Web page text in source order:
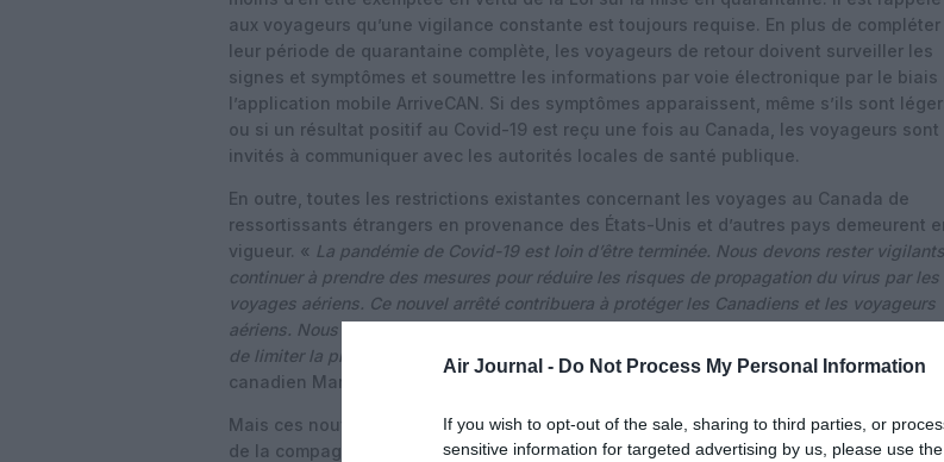
Air Journal - Do Not Process My Personal Information
If you wish to opt-out of the sale, sharing to third parties, or
sensitive information for targeted advertising by us, please use
aux voyageurs qu’une vigilance constante est toujours requise. En plus de compléter
leur période de quarantaine complète, les voyageurs de retour doivent surveiller les
signes et symptômes et soumettre les informations par voie électronique par le biais
l’application mobile ArriveCAN. Si des symptômes apparaissent, même s’ils sont
ou si un résultat positif au Covid-19 est reçu une fois au Canada, les voyageurs sont
invités à communiquer avec les autorités locales de santé publique.
En outre, toutes les restrictions existantes concernant les voyages au Canada de
ressortissants étrangers en provenance des États-Unis et d’autres pays demeurent
vigueur. « La pandémie de Covid-19 est loin d’être terminée. Nous devons rester
continuer à prendre des mesures pour réduire les risques de propagation du virus par les
voyages aériens. Ce nouvel arrêté contribuera à protéger les Canadiens et les voyageurs
aériens. Nous continuons à évaluer les risques pour la santé publique, tout en nous
de limiter la propagation de la COVID-19 au Canada », a déclaré le ministre des
canadien Marc Garneau.
Mais ces nouvelles mesures sanitaires sont jugées incohérentes, selon Ed Sims, PDG
de la compagnie aérienne WestJet : « Immédiatement après l’annonce faite par le